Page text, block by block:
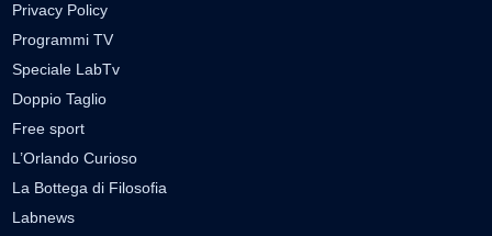
Privacy Policy
Programmi TV
Speciale LabTv
Doppio Taglio
Free sport
L’Orlando Curioso
La Bottega di Filosofia
Labnews